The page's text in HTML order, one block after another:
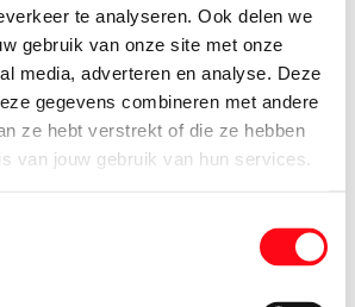
te analyseren. Ook delen we
gebruik van onze site met onze
media, adverteren en analyse. Deze
gegevens combineren met andere
ze hebt verstrekt of die ze hebben
van jouw gebruik van hun services.